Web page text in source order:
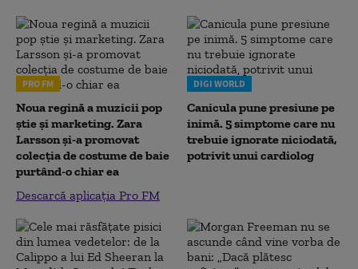
PRO FM
Noua regină a muzicii pop
știe și marketing. Zara
Larsson și-a promovat
colecția de costume de baie
purtând-o chiar ea
Descarcă aplicația Pro FM
DIGI WORLD
Canicula pune presiune pe
inimă. 5 simptome care nu
trebuie ignorate niciodată,
potrivit unui cardiolog